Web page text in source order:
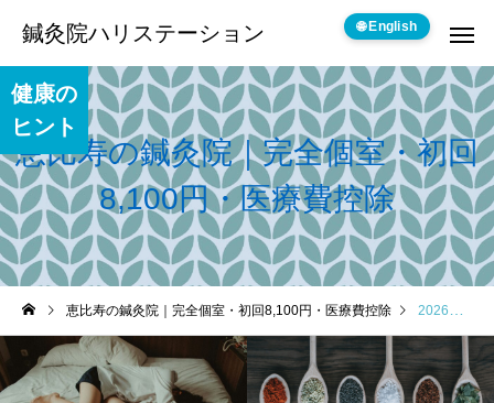
鍼灸院ハリステーション
恵比寿の鍼灸院｜完全個室・初回
8,100円・医療費控除
健康の
ヒント
恵比寿の鍼灸院｜完全個室・初回8,100円・医療費控除 2026年 5月の記事一覧
🌐 English